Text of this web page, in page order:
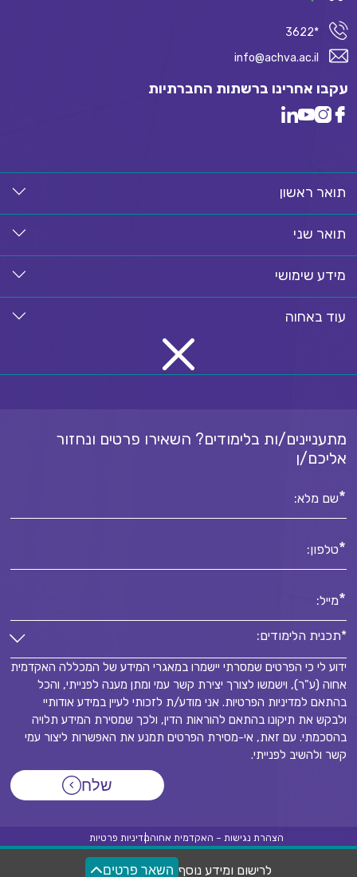
לרישום ומידע נוסף השאר פרטים
*3622
info@achva.ac.il
עקבו אחרינו ברשתות החברתיות
תואר ראשון
תואר שני
מידע שימושי
עוד באחוה
מתעניינים/ות בלימודים? השאירו פרטים ונחזור
אליכם/ן
שם מלא:*
טלפון:*
מייל:*
*תכנית הלימודים:
*
*תכנית הלימודים:
ידוע לי כי הפרטים שמסרתי יישמרו במאגרי המידע של המכללה האקדמית
אחוה (ע"ר), וישמשו לצורך יצירת קשר עמי ומתן מענה לפנייתי, והכל
בהתאם למדיניות הפרטיות. אני מודע/ת לזכותי לעיין במידע אודותיי
ולבקש את תיקונו בהתאם להוראות הדין, ולכך שמסירת המידע תלויה
בהסכמתי. עם זאת, אי-מסירת הפרטים תמנע את האפשרות ליצור עמי
קשר ולהשיב לפנייתי.
שלח
כל הזכויות שמורות מכללת אחוה
הצהרת נגישות – האקדמית אחוהמדיניות פרטיות